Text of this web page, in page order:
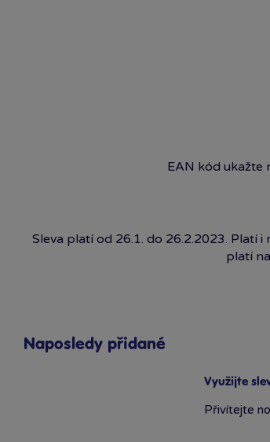
EAN kód ukažte
Sleva platí od 26.1. do 26.2.2023. Platí
platí
Naposledy přidané
Využijte
Přivítejte